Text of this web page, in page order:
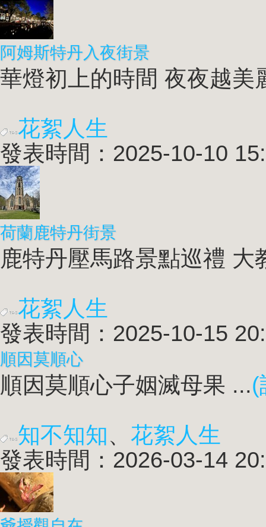
阿姆斯特丹入夜街景
華燈初上的時間 夜夜越美
花絮人生
發表時間：2025-10-10
荷蘭鹿特丹街景
鹿特丹壓馬路景點巡禮 大
花絮人生
發表時間：2025-10-15
順因莫順心
順因莫順心子姻滅母果 ...(
知不知知、 花絮人生
發表時間：2026-03-14